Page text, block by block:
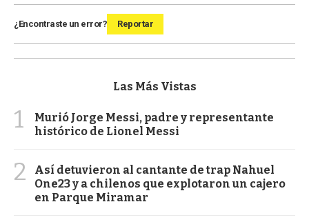
¿Encontraste un error? Reportar
Las Más Vistas
1
Murió Jorge Messi, padre y representante
histórico de Lionel Messi
2
Así detuvieron al cantante de trap Nahuel
One23 y a chilenos que explotaron un cajero
en Parque Miramar